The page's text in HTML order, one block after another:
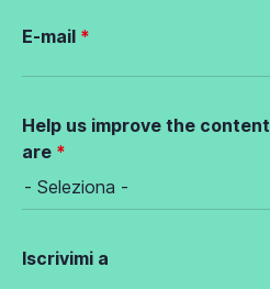
E-mail
Help us improve the
are
Iscrivimi a